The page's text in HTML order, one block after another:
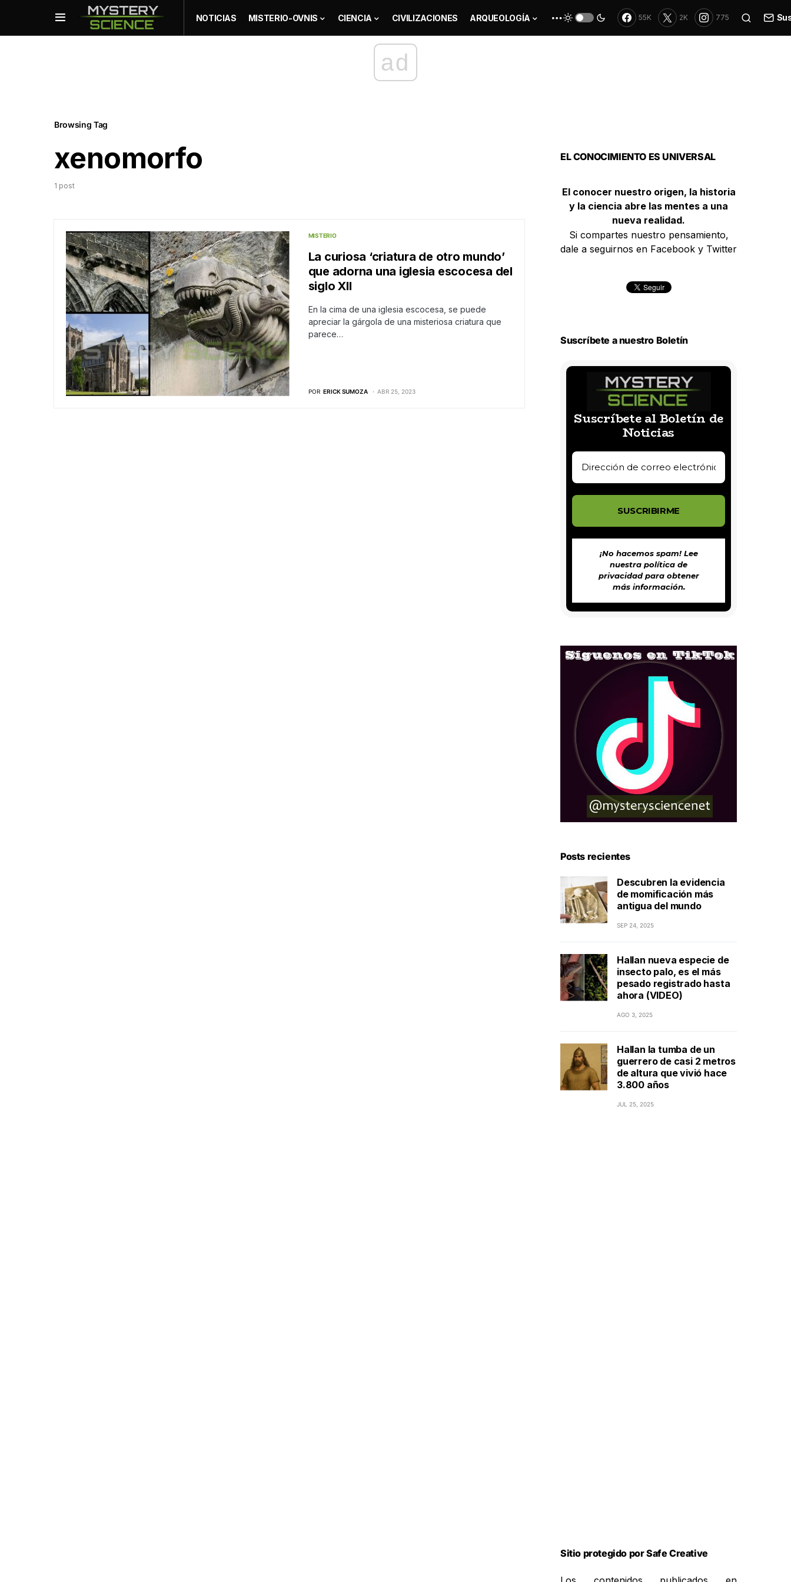
NOTICIAS MISTERIO-OVNIS CIENCIA CIVILIZACIONES ARQUEOLOGÍA 55K 2K 775
ad
Browsing Tag
xenomorfo
1 post
MISTERIO
La curiosa ‘criatura de otro mundo’
que adorna una iglesia escocesa del
siglo XII
En la cima de una iglesia escocesa, se puede
apreciar la gárgola de una misteriosa criatura que
parece…
POR ERICK SUMOZA ABR 25, 2023
EL CONOCIMIENTO ES UNIVERSAL
El conocer nuestro origen, la historia
y la ciencia abre las mentes a una
nueva realidad.
Si compartes nuestro pensamiento,
dale a seguirnos en Facebook y Twitter
Suscríbete a nuestro Boletín
Suscríbete al Boletín de
Noticias
¡No hacemos spam! Lee
nuestra política de
privacidadpara obtener
más información.
Posts recientes
Descubren la evidencia
de momificación más
antigua del mundo
SEP 24, 2025
Hallan nueva especie de
insecto palo, es el más
pesado registrado hasta
ahora (VIDEO)
AGO 3, 2025
Hallan la tumba de un
guerrero de casi 2 metros
de altura que vivió hace
3.800 años
JUL 25, 2025
Sitio protegido por Safe Creative